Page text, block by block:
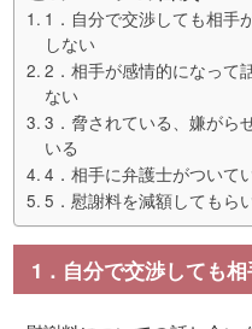
1．自分で交渉しても相手
しない
2．相手が感情的になって
ない
3．脅されている、嫌がら
いる
4．相手に弁護士がついて
5．慰謝料を減額してもら
1．自分で交渉しても